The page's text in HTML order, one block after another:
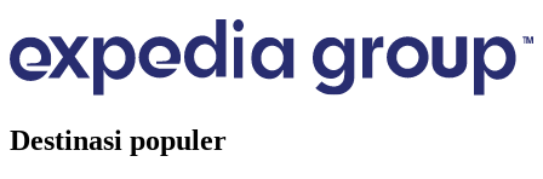
Destinasi populer